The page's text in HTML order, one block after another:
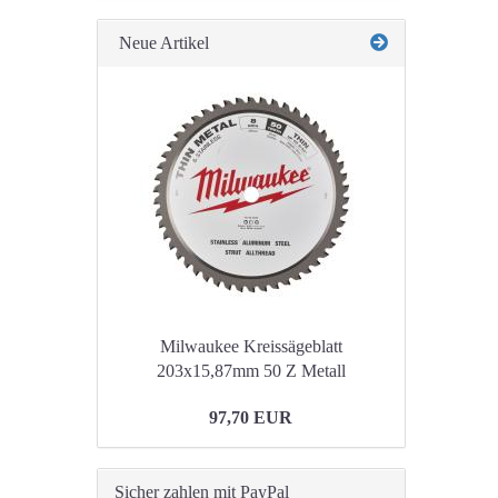
Neue Artikel
Milwaukee Kreissägeblatt
203x15,87mm 50 Z Metall
97,70 EUR
Sicher zahlen mit PayPal